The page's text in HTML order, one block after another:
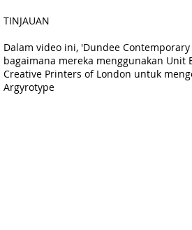
TINJAUAN
Dalam video ini, 'Dundee
bagaimana mereka menggunakan Unit
Creative Printers of London untuk
Argyrotype